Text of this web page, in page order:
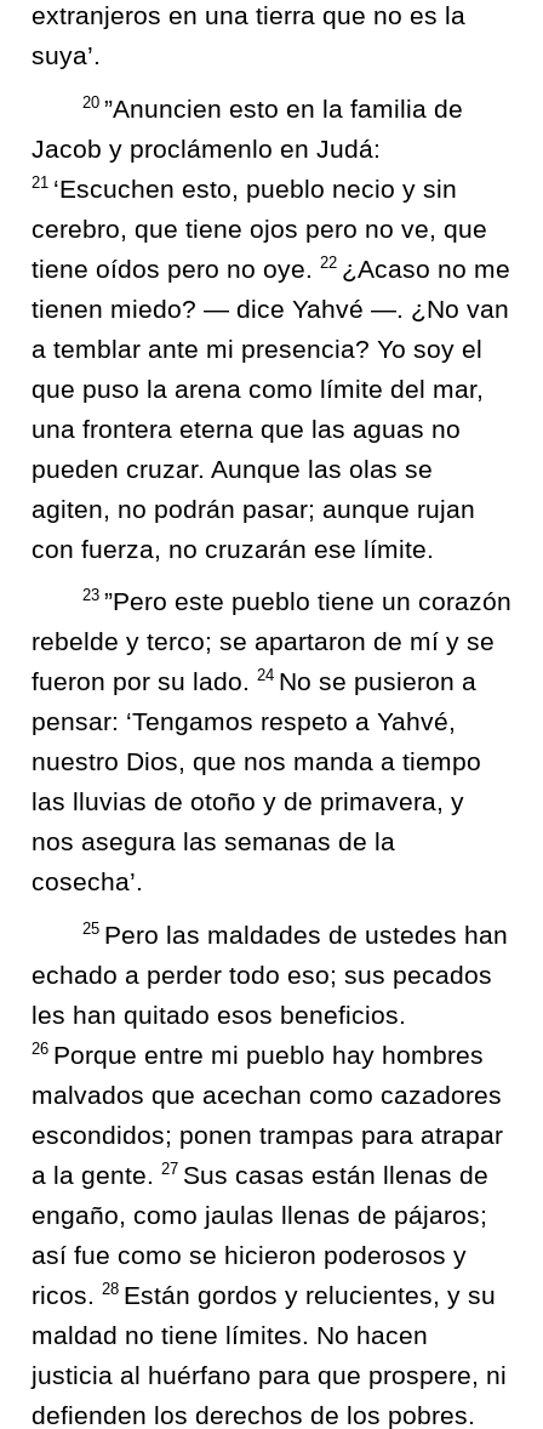
extranjeros en una tierra que no es la
suya’.
20 ”Anuncien esto en la familia de
Jacob y proclámenlo en Judá:
21 ‘Escuchen esto, pueblo necio y sin
cerebro, que tiene ojos pero no ve, que
tiene oídos pero no oye.
22 ¿Acaso no me
tienen miedo? — dice Yahvé —. ¿No van
a temblar ante mi presencia? Yo soy el
que puso la arena como límite del mar,
una frontera eterna que las aguas no
pueden cruzar. Aunque las olas se
agiten, no podrán pasar; aunque rujan
con fuerza, no cruzarán ese límite.
23 ”Pero este pueblo tiene un corazón
rebelde y terco; se apartaron de mí y se
fueron por su lado. 24 No se pusieron a
pensar: ‘Tengamos respeto a Yahvé,
nuestro Dios, que nos manda a tiempo
las lluvias de otoño y de primavera, y
nos asegura las semanas de la
cosecha’.
25 Pero las maldades de ustedes han
echado a perder todo eso; sus pecados
les han quitado esos beneficios.
26 Porque entre mi pueblo hay hombres
malvados que acechan como cazadores
escondidos; ponen trampas para atrapar
a la gente.
27 Sus casas están llenas de
engaño, como jaulas llenas de pájaros;
así fue como se hicieron poderosos y
ricos.
28 Están gordos y relucientes, y su
maldad no tiene límites. No hacen
justicia al huérfano para que prospere, ni
defienden los derechos de los pobres.